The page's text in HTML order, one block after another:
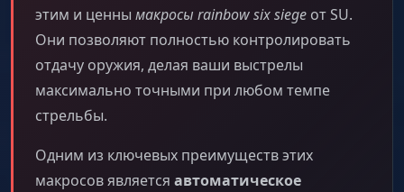
этим и ценны макросы rainbow six siege от SU.
Они позволяют полностью контролировать
отдачу оружия, делая ваши выстрелы
максимально точными при любом темпе
стрельбы.
Одним из ключевых преимуществ этих
макросов является автоматическое